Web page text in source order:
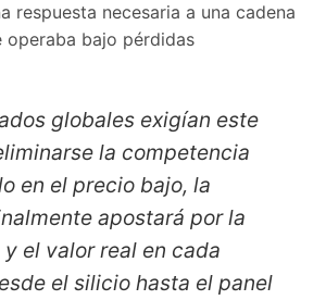
respuesta necesaria a una cadena
operaba bajo pérdidas
globales exigían este
la competencia
en el precio bajo, la
apostará por la
el valor real en cada
el silicio hasta el panel